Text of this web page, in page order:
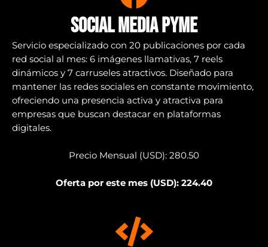
Social Media PYME
Servicio especializado con 20 publicaciones por cada
red social al mes: 6 imágenes llamativas, 7 reels
dinámicos y 7 carruseles atractivos. Diseñado para
mantener las redes sociales en constante movimiento,
ofreciendo una presencia activa y atractiva para
empresas que buscan destacar en plataformas
digitales.
Precio Mensual (USD): 280.50
Oferta por este mes (USD): 224.40